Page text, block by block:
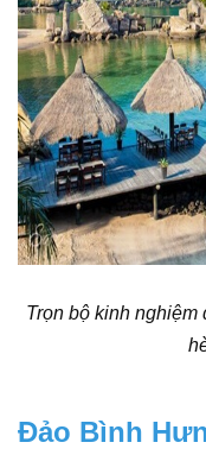
Trọn bộ kinh
Đảo Bình